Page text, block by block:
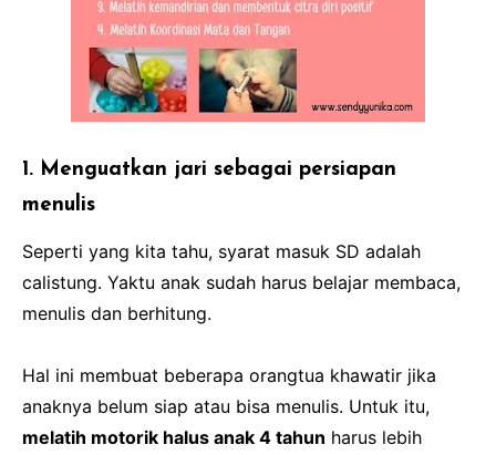
1. Menguatkan jari sebagai persiapan
menulis
Seperti yang kita tahu, syarat masuk SD adalah
calistung. Yaktu anak sudah harus belajar membaca,
menulis dan berhitung.
Hal ini membuat beberapa orangtua khawatir jika
anaknya belum siap atau bisa menulis. Untuk itu,
melatih motorik halus anak 4 tahun harus lebih